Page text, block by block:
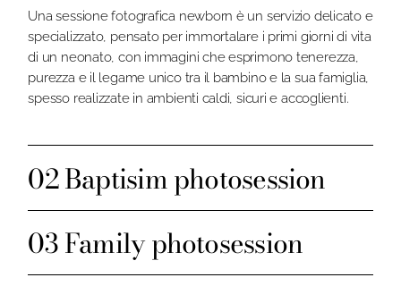
Una sessione fotografica newborn è un servizio delicato e
specializzato, pensato per immortalare i primi giorni di vita
di un neonato, con immagini che esprimono tenerezza,
purezza e il legame unico tra il bambino e la sua famiglia,
spesso realizzate in ambienti caldi, sicuri e accoglienti.
Baptisim photosession
Family photosession